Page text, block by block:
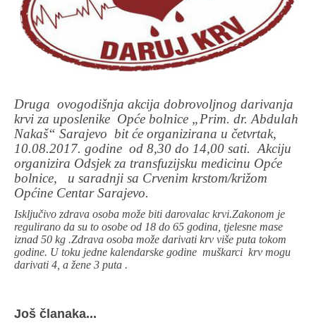
Druga ovogodišnja akcija dobrovoljnog darivanja
krvi za uposlenike Opće bolnice „Prim. dr. Abdulah
Nakaš“ Sarajevo bit će organizirana u četvrtak,
10.08.2017. godine od 8,30 do 14,00 sati. Akciju
organizira Odsjek za transfuzijsku medicinu Opće
bolnice, u saradnji sa Crvenim krstom/križom
Općine Centar Sarajevo.
Isključivo zdrava osoba može biti darovalac krvi.Zakonom je
regulirano da su to osobe od 18 do 65 godina, tjelesne mase
iznad 50 kg .Zdrava osoba može darivati krv više puta tokom
godine. U toku jedne kalendarske godine muškarci krv mogu
darivati 4, a žene 3 puta .
Još članaka...